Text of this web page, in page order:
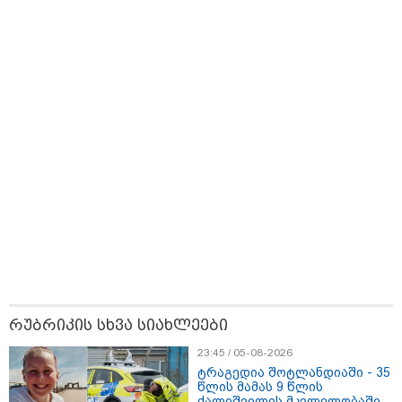
დისკრიმინაციისთვის -
განათლების სისტემა დიდი
უფსკრულისკენ მიდის“
შოტლანდიიდან ევროპის
კონტინენტურ ნაწილში შესაძლოა,
რუბრიკის სხვა სიახლეები
23:45 / 05-08-2026
ტრაგედია შოტლანდიაში - 35
წლის მამას 9 წლის